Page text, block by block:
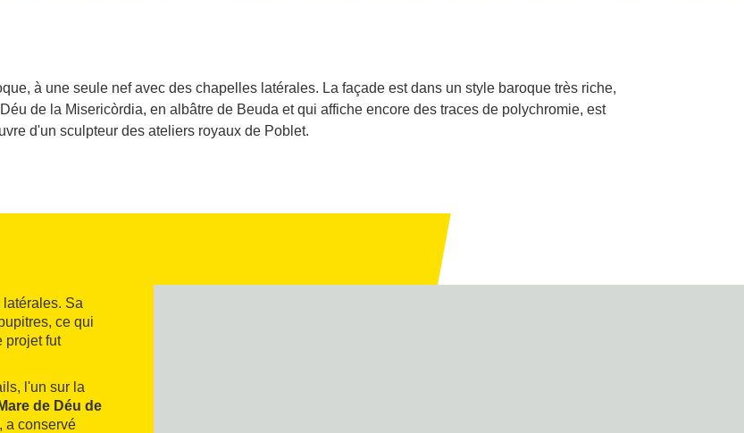
à une seule nef avec des chapelles latérales. La façade est dans un style baroque très riche,
de la Misericòrdia, en albâtre de Beuda et qui affiche encore des traces de polychromie, est
d'un sculpteur des ateliers royaux de Poblet.
Sa
ce qui
projet fut
l'un sur la
de Déu de
a conservé